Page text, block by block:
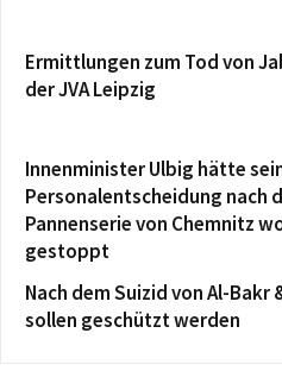
Ermittlungen zum Tod von
der JVA Leipzig
Innenminister Ulbig hätte
Personalentscheidung nach
Pannenserie von Chemnitz
gestoppt
Nach dem Suizid von Al-Bakr
sollen geschützt werden